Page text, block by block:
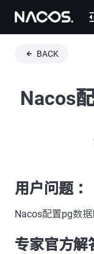
BACK
Nacos
用户问题 ：
Nacos配置pg数
专家官方解